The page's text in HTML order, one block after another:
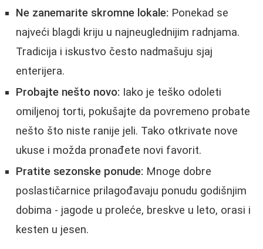
Ne zanemarite skromne lokale: Ponekad se
najveći blagdi kriju u najneuglednijim radnjama.
Tradicija i iskustvo često nadmašuju sjaj
enterijera.
Probajte nešto novo: Iako je teško odoleti
omiljenoj torti, pokušajte da povremeno probate
nešto što niste ranije jeli. Tako otkrivate nove
ukuse i možda pronađete novi favorit.
Pratite sezonske ponude: Mnoge dobre
poslastičarnice prilagođavaju ponudu godišnjim
dobima - jagode u proleće, breskve u leto, orasi i
kesten u jesen.